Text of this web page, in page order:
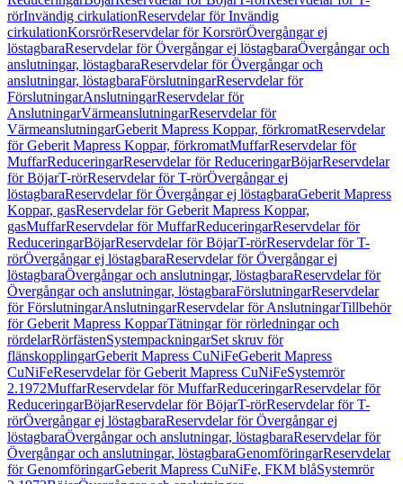
rörInvändig cirkulationReservdelar för Invändig
cirkulationKorsrörReservdelar för KorsrörÖvergångar ej
löstagbaraReservdelar för Övergångar ej löstagbaraÖvergångar och
anslutningar, löstagbaraReservdelar för Övergångar och
anslutningar, löstagbaraFörslutningarReservdelar för
FörslutningarAnslutningarReservdelar för
AnslutningarVärmeanslutningarReservdelar för
VärmeanslutningarGeberit Mapress Koppar, förkromatReservdelar
för Geberit Mapress Koppar, förkromatMuffarReservdelar för
MuffarReduceringarReservdelar för ReduceringarBöjarReservdelar
för BöjarT-rörReservdelar för T-rörÖvergångar ej
löstagbaraReservdelar för Övergångar ej löstagbaraGeberit Mapress
Koppar, gasReservdelar för Geberit Mapress Koppar,
gasMuffarReservdelar för MuffarReduceringarReservdelar för
ReduceringarBöjarReservdelar för BöjarT-rörReservdelar för T-
rörÖvergångar ej löstagbaraReservdelar för Övergångar ej
löstagbaraÖvergångar och anslutningar, löstagbaraReservdelar för
Övergångar och anslutningar, löstagbaraFörslutningarReservdelar
för FörslutningarAnslutningarReservdelar för AnslutningarTillbehör
för Geberit Mapress KopparTätningar för rörledningar och
rördelarRörfästenSystempackningarSet skruv för
flänskopplingarGeberit Mapress CuNiFeGeberit Mapress
CuNiFeReservdelar för Geberit Mapress CuNiFeSystemrör
2.1972MuffarReservdelar för MuffarReduceringarReservdelar för
ReduceringarBöjarReservdelar för BöjarT-rörReservdelar för T-
rörÖvergångar ej löstagbaraReservdelar för Övergångar ej
löstagbaraÖvergångar och anslutningar, löstagbaraReservdelar för
Övergångar och anslutningar, löstagbaraGenomföringarReservdelar
för GenomföringarGeberit Mapress CuNiFe, FKM blåSystemrör